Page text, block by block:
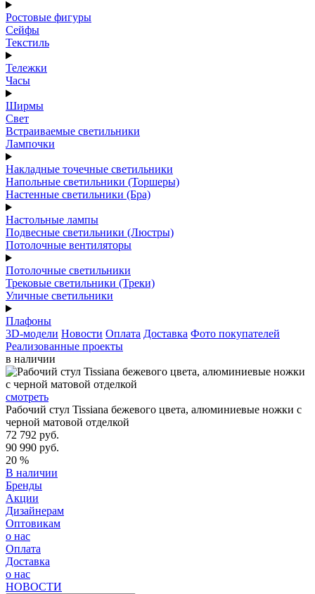
Ростовые фигуры
Сейфы
Текстиль
Тележки
Часы
Ширмы
Свет
Встраиваемые светильники
Лампочки
Накладные точечные светильники
Напольные светильники (Торшеры)
Настенные светильники (Бра)
Настольные лампы
Подвесные светильники (Люстры)
Потолочные вентиляторы
Потолочные светильники
Трековые светильники (Треки)
Уличные светильники
Плафоны
3D-модели Новости Оплата Доставка Фото покупателей
Реализованные проекты
в наличии
смотреть
Рабочий стул Tissiana бежевого цвета, алюминиевые ножки с
черной матовой отделкой
72 792 руб.
90 990 руб.
20 %
В наличии
Бренды
Акции
Дизайнерам
Оптовикам
о нас
Оплата
Доставка
о нас
НОВОСТИ